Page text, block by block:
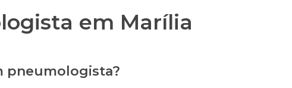
em Marília
pneumologista?